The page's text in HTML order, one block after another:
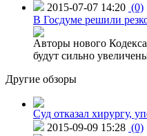
2015-07-07 14:20 (0)
В Госдуме решили
Авторы нового
будут сильно
Другие обзоры
Суд отказал хирургу,
2015-09-09 15:28 (0)